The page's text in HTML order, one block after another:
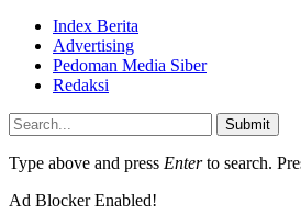
Index Berita
Advertising
Pedoman Media Siber
Redaksi
Submit
Type above and press Enterto search.
Ad Blocker Enabled!